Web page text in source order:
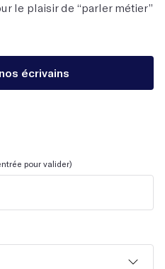
le plaisir de “parler métier”
écrivains
pour valider)